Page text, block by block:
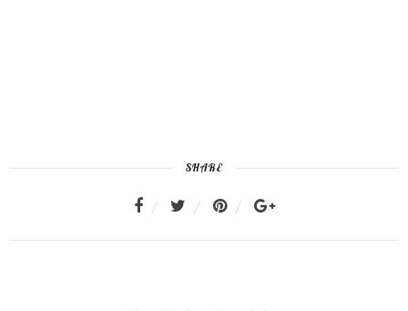
SHARE